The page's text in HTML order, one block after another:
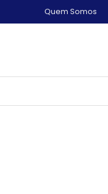
Quem Somos